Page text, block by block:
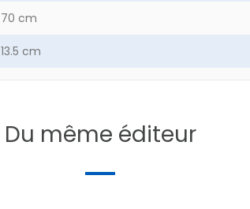
70 cm
13.5 cm
Du même éditeur